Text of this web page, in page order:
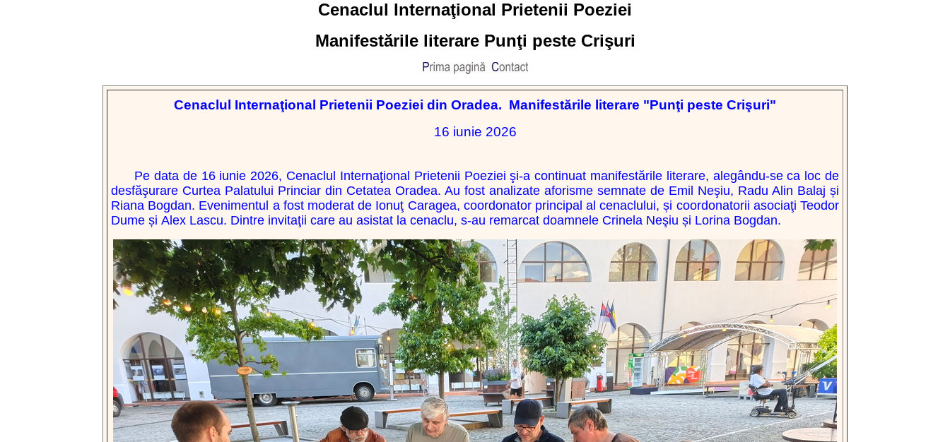
Cenaclul Internaţional Prietenii Poeziei
Manifestările literare Punţi peste Crişuri
Cenaclul Internaţional Prietenii Poeziei din Oradea. Manifestările literare "Punţi peste Crişuri"
16 iunie 2026
Pe data de 16 iunie 2026, Cenaclul Internaţional Prietenii Poezieişi-a continuat manifestările literare, alegându-se ca loc de
desfăşurare Curtea Palatului Princiar din Cetatea Oradea. Au fost analizate aforisme semnate de Emil Neşiu, Radu Alin Balaj și
Riana Bogdan. Evenimentul a fost moderat de Ionuţ Caragea, coordonator principal al cenaclului, și coordonatorii asociaţi Teodor
Dume și Alex Lascu. Dintre invitaţii care au asistat la cenaclu, s-au remarcat doamnele Crinela Neşiu și Lorina Bogdan.